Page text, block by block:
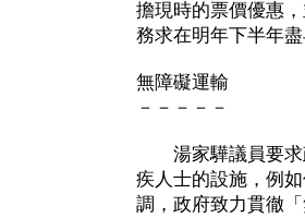
擔現時的票價優惠
務求在明年下半年盡
無障礙運輸
－－－－－
湯家驊議員要求
疾人士的設施，例
調，政府致力貫徹